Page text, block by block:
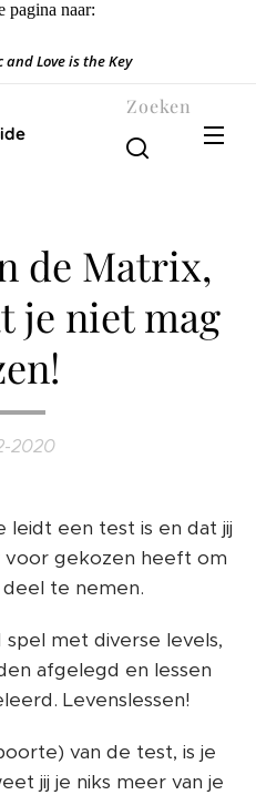
pagina naar:
and Love is the Key❤️
Zoeken
de Matrix,
je niet mag
2020
leidt een test is en dat jij
gekozen heeft om
te nemen.
met diverse levels,
afgelegd en lessen
Levenslessen!
van de test, is je
jij je niks meer van je